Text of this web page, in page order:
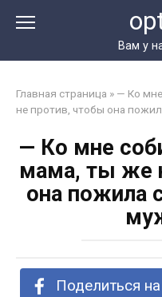
Вам у
Главная страница » — Ко
не против, чтобы она
— Ко мне
мама, ты же
она пожила
Поделиться